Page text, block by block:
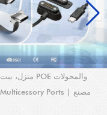
منزل، بيت
محور POE والمحولات